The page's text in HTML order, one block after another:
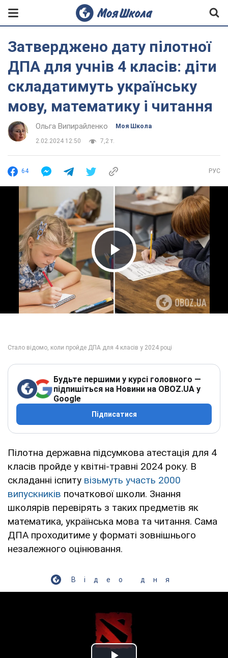
Затверджено дату пілотної
ДПА для учнів 4 класів: діти
складатимуть українську
мову, математику і читання
Ольга Випирайленко Моя Школа
2.02.2024 12:50 7,2 т.
64 РУС
Play Video
Будьте першими у курсі головного —
підпишіться на Новини на OBOZ.UA у
Google
Підписатися
Пілотна державна підсумкова атестація для 4
класів пройде у квітні-травні 2024 року. В
складанні іспиту візьмуть участь 2000
випускників початкової школи. Знання
школярів перевірять з таких предметів як
математика, українська мова та читання. Сама
ДПА проходитиме у форматі зовнішнього
незалежного оцінювання.
Відео дня